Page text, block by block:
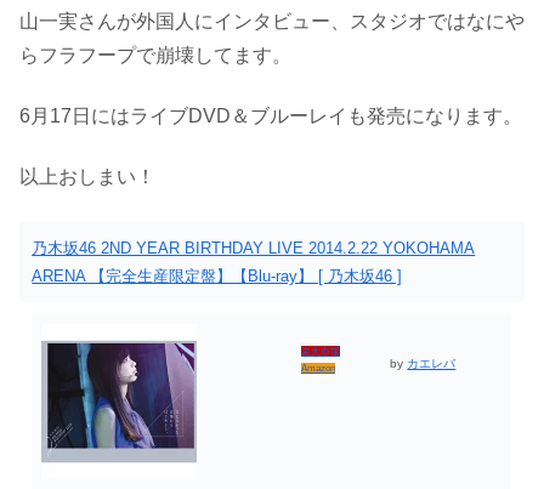
山一実さんが外国人にインタビュー、スタジオではなにや
らフラフープで崩壊してます。
6月17日にはライブDVD＆ブルーレイも発売になります。
以上おしまい！
乃木坂46 2ND YEAR BIRTHDAY LIVE 2014.2.22 YOKOHAMA
ARENA 【完全生産限定盤】【Blu-ray】 [ 乃木坂46 ]
楽天市場
Amazon
by カエレバ